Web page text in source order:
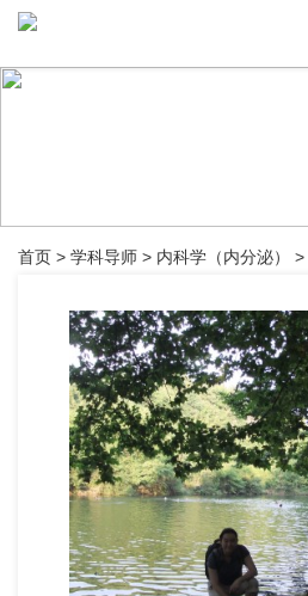
首页 > 学科导师 > 内科学（内分泌） >